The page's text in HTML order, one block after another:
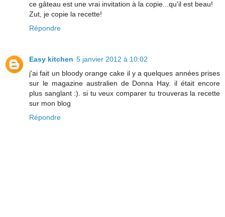
ce gâteau est une vrai invitation à la copie...qu'il est beau!
Zut, je copie la recette!
Répondre
Easy kitchen 5 janvier 2012 à 10:02
j'ai fait un bloody orange cake il y a quelques années prises
sur le magazine australien de Donna Hay. il était encore
plus sanglant :). si tu veux comparer tu trouveras la recette
sur mon blog
Répondre